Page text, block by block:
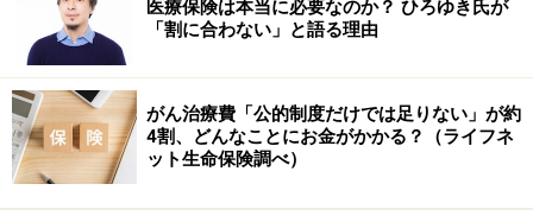
医療保険は本当に必要なのか？ ひろゆき氏が
「割に合わない」と語る理由
がん治療費「公的制度だけでは足りない」が約
4割、どんなことにお金がかかる？（ライフネ
ット生命保険調べ）